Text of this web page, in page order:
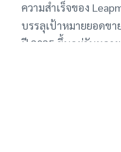
ความสำเร็จของ
บรรลุเป้าหมายยอดขา
ปี 2025 ขึ้นอยู่กับหลา